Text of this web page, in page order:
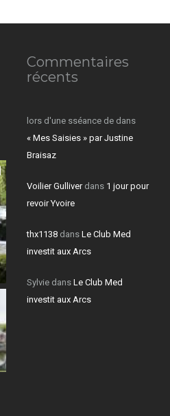
Commentaires
récents
lors d'une sséance de dans
« Mes Saisies » par Justine
Braisaz
Voilier Gulliverdans 1 jour pour
revoir Yvoire
thx1138 dans Le Club Med
investit aux Arcs
Sylvie dans Le Club Med
investit aux Arcs